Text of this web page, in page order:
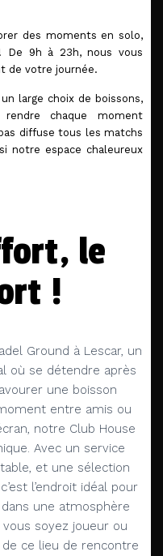
des moments en solo,
9h à 23h, nous vous
de votre journée.
large choix de boissons,
chaque moment
diffuse tous les matchs
notre espace chaleureux
le
!
Ground à Lescar, un
où se détendre après
une boisson
entre amis ou
notre Club House
Avec un service
et une sélection
l’endroit idéal pour
une atmosphère
soyez joueur ou
ce lieu de rencontre